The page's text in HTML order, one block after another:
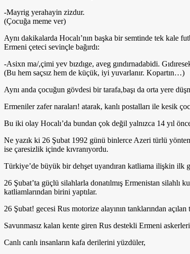
-Mayrig yerahayin zizdur.
(Çocuğa meme ver)
Aynı dakikalarda Hocalı’nın başka bir semtinde tek kale
Ermeni çeteci sevinçle bağırdı:
-Asixn ma/,çimi yev bızdıge, aveg gındırnadabidi.
(Bu hem saçsız hem de küçük, iyi yuvarlanır. Kopartın…)
Aynı anda çocuğun gövdesi bir tarafa,başı da orta yere
Ermeniler zafer naraları! atarak, kanlı postalları ile kesik
Bu iki olay Hocalı’da bundan çok değil yalnızca 14 yıl
Ne yazık ki 26 Şubat 1992 günü binlerce Azeri türlü
ise çaresizlik içinde kıvranıyordu.
Türkiye’de büyük bir dehşet uyandıran katliama ilişkin ilk
26 Şubat’ta güçlü silahlarla donatılmış Ermenistan silahlı
katliamlarından birini yaptılar.
26 Şubat! gecesi Rus motorize alayının tanklarından
Savunmasız kalan kente giren Rus destekli Ermeni
Canlı canlı insanların kafa derilerini yüzdüler,